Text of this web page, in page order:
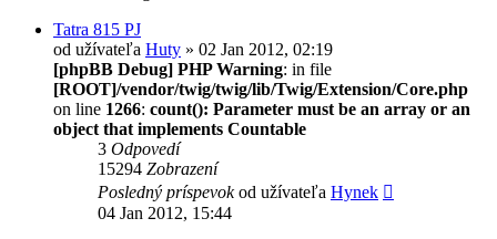
Tatra 815 PJ
od užívateľa Huty » 02 Jan 2012, 02:19
[phpBB Debug] PHP Warning: in file
[ROOT]/vendor/twig/twig/lib/Twig/Extension/Core.php
on line 1266: count(): Parameter must be an array or an
object that implements Countable
3 Odpovedí
15294 Zobrazení
Posledný príspevokod užívateľa Hynek
04 Jan 2012, 15:44